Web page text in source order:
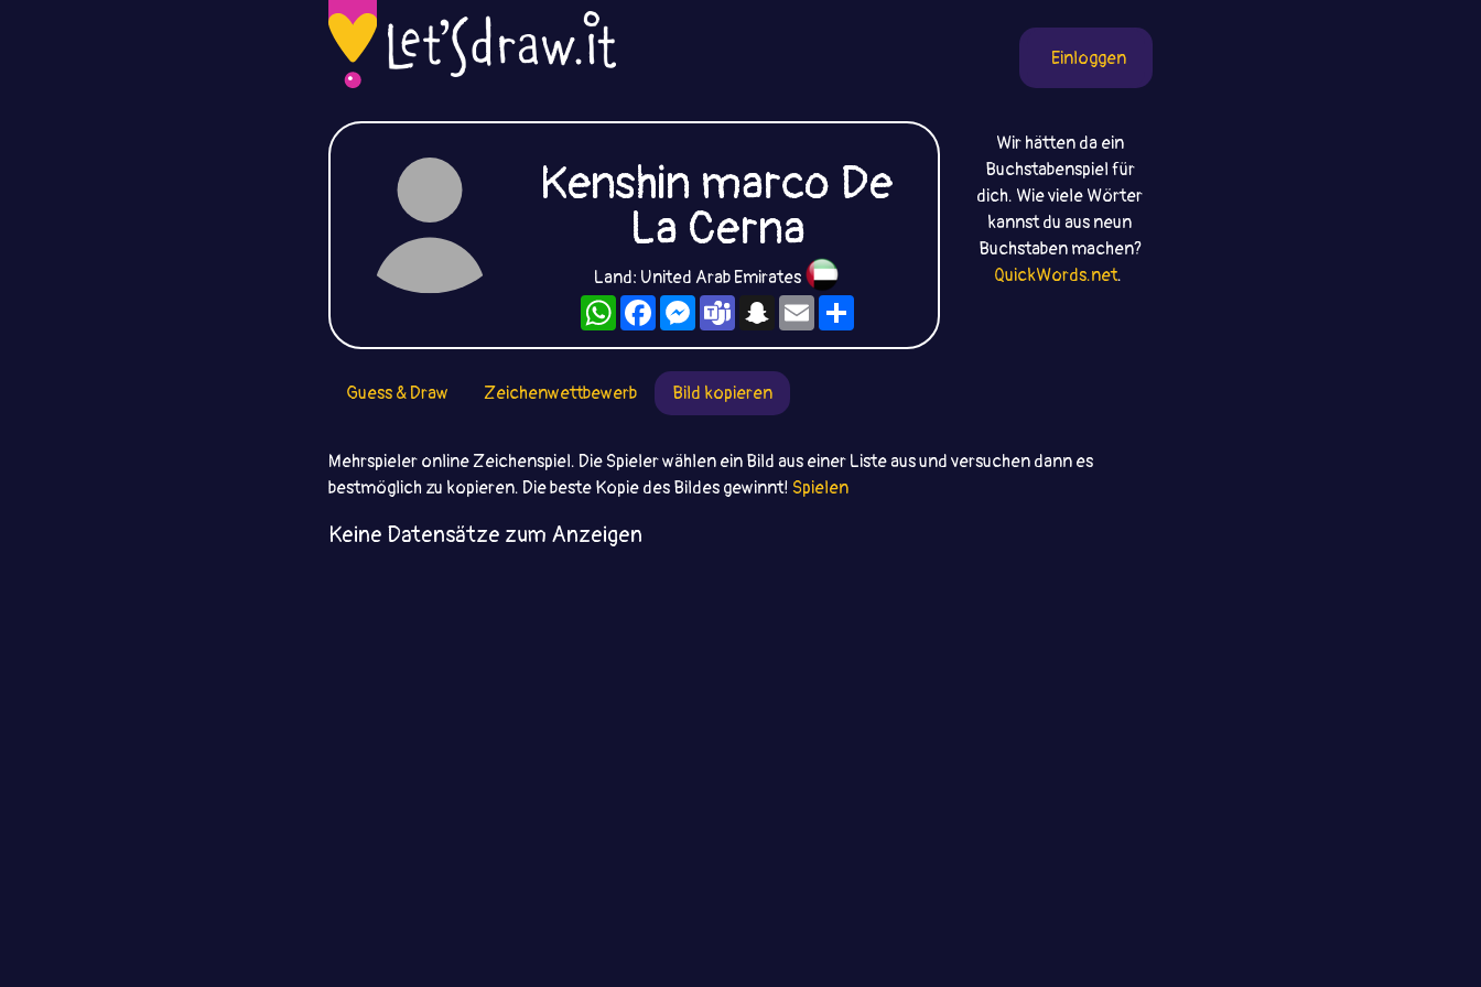
Einloggen
Kenshin marco De
La Cerna
Land: United Arab Emirates
WhatsAppFacebookMessenger
TeamsSnapchat
EmailTeilen
Wir hätten da ein
Buchstabenspiel für
dich. Wie viele Wörter
kannst du aus neun
Buchstaben machen?
QuickWords.net.
Guess & Draw Zeichenwettbewerb Bild kopieren
Mehrspieler online Zeichenspiel. Die Spieler wählen ein Bild aus einer Liste aus und versuchen dann es
bestmöglich zu kopieren. Die beste Kopie des Bildes gewinnt! Spielen
Keine Datensätze zum Anzeigen